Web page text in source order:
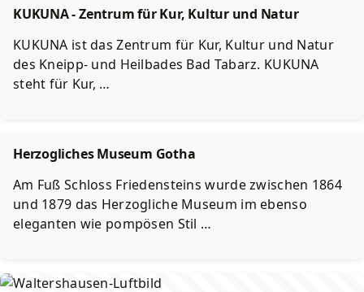
KUKUNA - Zentrum für Kur, Kultur und Natur
KUKUNA ist das Zentrum für Kur, Kultur und Natur
des Kneipp- und Heilbades Bad Tabarz. KUKUNA
steht für Kur, …
Herzogliches Museum Gotha
Am Fuß Schloss Friedensteins wurde zwischen 1864
und 1879 das Herzogliche Museum im ebenso
eleganten wie pompösen Stil …